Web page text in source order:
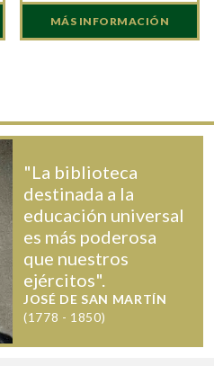
MÁS INFORMACIÓN
"La biblioteca
destinada a la
educación universal
es más poderosa
que nuestros
ejércitos".
JOSÉ DE SAN MARTÍN
(1778 - 1850)